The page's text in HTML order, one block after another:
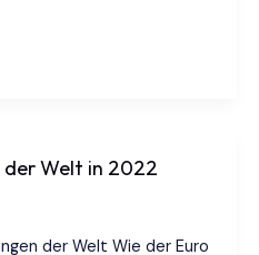
Welt in 2022
der Welt Wie der Euro